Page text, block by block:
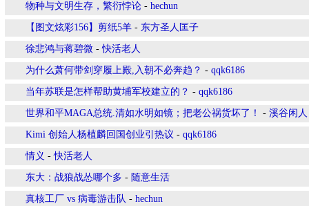
物种与文明生存，繁衍悖论 - hechun
【图文炫彩156】剪纸5羊 - 东方圣人匡子
徐悲鸿与蒋碧微 -快活老人
为什么萧何带剑穿履上殿,入朝不必奔趋？ - qqk6186
当年苏联是怎样帮助黄埔军校建立的？ - qqk6186
世界和平MAGA总统.清如水明如镜；把老公祸货坏了！ - 溪谷闲人
Kimi 创始人杨植麟回国创业引热议 - qqk6186
情义 -快活老人
东大：战狼战怂哪个多 - 随意生活
真核工厂 vs 病毒游击队 - hechun